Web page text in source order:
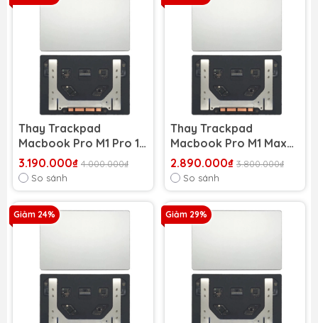
Thay Trackpad
Macbook Pro M1 Pro 16
inch 2021 A2485
3.190.000₫ 4.000.000₫
So sánh
Thay Trackpad
Macbook Pro M1 Max
14 inch 2021 A2779
2.890.000₫ 3.800.000₫
So sánh
Giảm 24% Giảm 29%